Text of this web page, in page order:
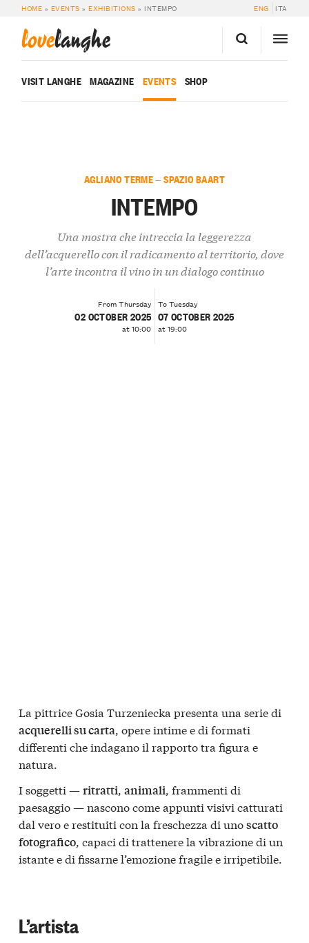
HOME » EVENTS »EXHIBITIONS » INTEMPO ENG ITA
lovelanghe
VISIT LANGHE MAGAZINE EVENTS SHOP
AGLIANO TERME — SPAZIO BAART
INTEMPO
Una mostra che intreccia la leggerezza
dell’acquerello con il radicamento al territorio, dove
l’arte incontra il vino in un dialogo continuo
From Thursday
02 OCTOBER 2025
at 10:00
To Tuesday
07 OCTOBER 2025
at 19:00
La pittriceGosia Turzeniecka presenta una serie di
acquerelli su carta, opere intime e di formati
differenti che indagano il rapporto tra figura e
natura.
I soggetti —ritratti, animali, frammenti di
paesaggio — nascono come appunti visivi catturati
dal vero e restituiti con la freschezza di unoscatto
fotografico, capaci di trattenere la vibrazione di un
istante e di fissarne l’emozione fragile e irripetibile.
L’artista